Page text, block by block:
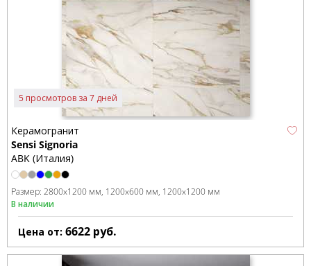
5 просмотров за 7 дней
Керамогранит
Sensi Signoria
ABK (Италия)
Размер: 2800x1200 мм 1200x600 мм 1200x1200 мм
В наличии
Цена от: 6622 руб.